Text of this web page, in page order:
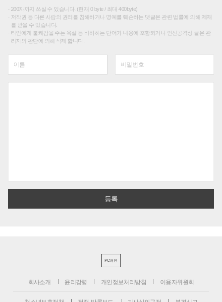
200자까지 쓰실 수 있습니다. (현재 0 byte / 최대 400byte)
저작권 등 다른 사람의 권리를 침해하거나 명예를 훼손하는 댓글은 관련 법률에 의해 제재
를 받을 수 있습니다.
타인에게 불쾌감을 주는 욕설 등 비하하는 단어가 내용에 포함되거나 인신공격성 글은 관
리자의 판단에 의해 삭제 합니다.
PC버전
회사소개 윤리강령 개인정보처리방침 이용자위원회